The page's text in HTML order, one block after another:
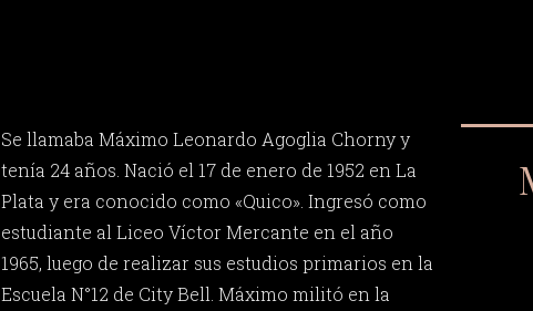
Se llamaba Máximo Leonardo Agoglia Chorny y
tenía 24 años. Nació el 17 de enero de 1952 en La
Plata y era conocido como «Quico». Ingresó como
estudiante al Liceo Víctor Mercante en el año
1965, luego de realizar sus estudios primarios en la
Escuela N°12 de City Bell. Máximo militó en la